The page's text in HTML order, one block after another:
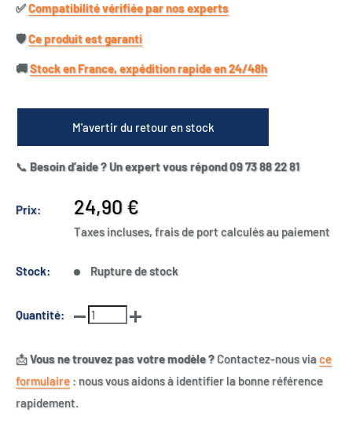
✅​Compatibilité vérifiée par nos experts
🛡️​Ce produit est garanti
🚚​Stock en France, expédition rapide en 24/48h
M'avertir du retour en stock
📞 Besoin d’aide ? Un expert vous répond 09 73 88 22 81
Prix:
Prix
réduit
24,90 €
Taxes incluses, frais de port calculés au paiement
Stock: Rupture de stock
Quantité:
📩Vous ne trouvez pas votre modèle ?Contactez-nous viace
formulaire : nous vous aidons à identifier la bonne référence
rapidement.